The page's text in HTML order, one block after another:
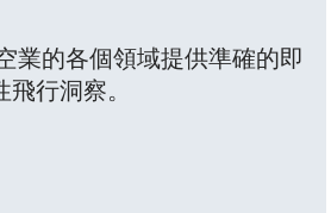
業的各個領域提供準確的即
行洞察。